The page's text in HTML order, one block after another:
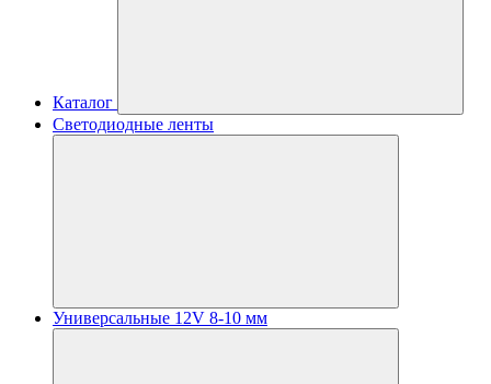
Каталог
Светодиодные ленты
Универсальные 12V 8-10 мм